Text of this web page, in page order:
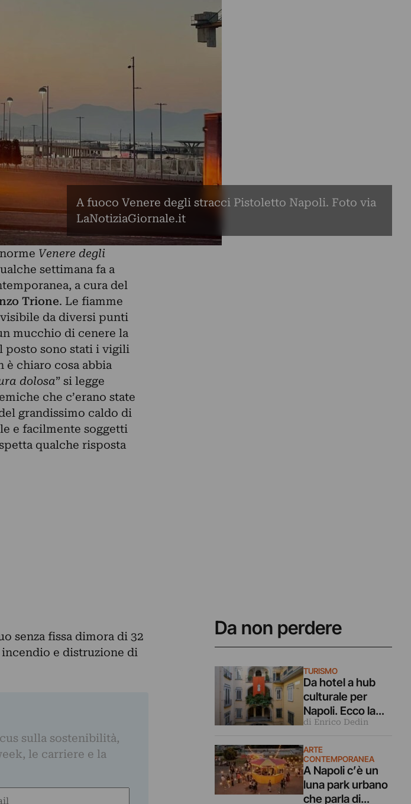
A fuoco Venere degli stracci Pistoletto Napoli. Foto via
LaNotiziaGiornale.it
Venere degli
settimana fa a
, a cura del
Trione. Le fiamme
da diversi punti
mucchio di cenere la
posto sono stati i vigili
è chiaro cosa abbia
dolosa” si legge
che c’erano state
grandissimo caldo di
e facilmente soggetti
qualche risposta
senza fissa dimora di 32
e distruzione di
sulla sostenibilità,
le carriere e la
Da non perdere
TURISMO
Da hotel a hub
culturale per
Napoli. Ecco la
formula dello
SuperOtium
di Enrico Dedin
ARTE
CONTEMPORANEA
A Napoli c’è un
luna park urbano
che parla di